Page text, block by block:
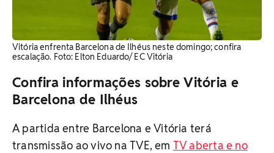
Vitória enfrenta Barcelona de Ilhéus neste domingo; confira
escalação. Foto: Elton Eduardo/ EC Vitória
Confira informações sobre Vitória e
Barcelona de Ilhéus
A partida entre Barcelona e Vitória terá
transmissão ao vivo na TVE, em TV aberta e no